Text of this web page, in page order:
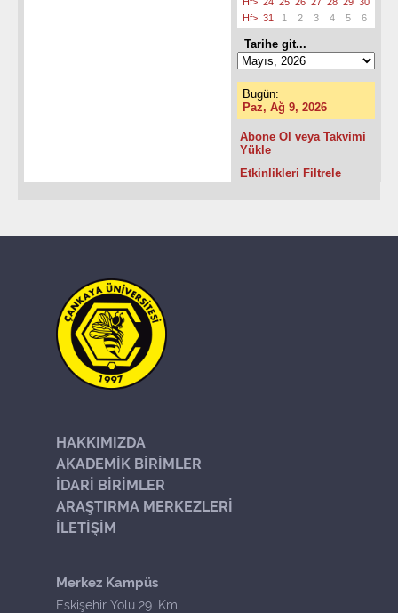
Hf> 31 1 2 3 4 5 6
Tarihe git...
Bugün:
Paz, Ağ 9, 2026
Abone Ol veya Takvimi
Yükle
Etkinlikleri Filtrele
HAKKIMIZDA
AKADEMİK BİRİMLER
İDARİ BİRİMLER
ARAŞTIRMA MERKEZLERİ
İLETİŞİM
Merkez Kampüs
Eskişehir Yolu 29. Km.